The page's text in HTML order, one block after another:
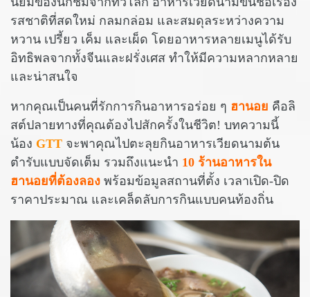
รสชาติที่สดใหม่ กลมกล่อม และสมดุลระหว่างความ
หวาน เปรี้ยว เค็ม และเผ็ด โดยอาหารหลายเมนูได้รับ
อิทธิพลจากทั้งจีนและฝรั่งเศส ทำให้มีความหลากหลาย
และน่าสนใจ
หากคุณเป็นคนที่รักการกินอาหารอร่อย ๆ ฮานอย คือลิ
สต์ปลายทางที่คุณต้องไปสักครั้งในชีวิต! บทความนี้
น้อง GTT จะพาคุณไปตะลุยกินอาหารเวียดนามต้น
ตำรับแบบจัดเต็ม รวมถึงแนะนำ 10 ร้านอาหารใน
ฮานอยที่ต้องลอง พร้อมข้อมูลสถานที่ตั้ง เวลาเปิด-ปิด
ราคาประมาณ และเคล็ดลับการกินแบบคนท้องถิ่น